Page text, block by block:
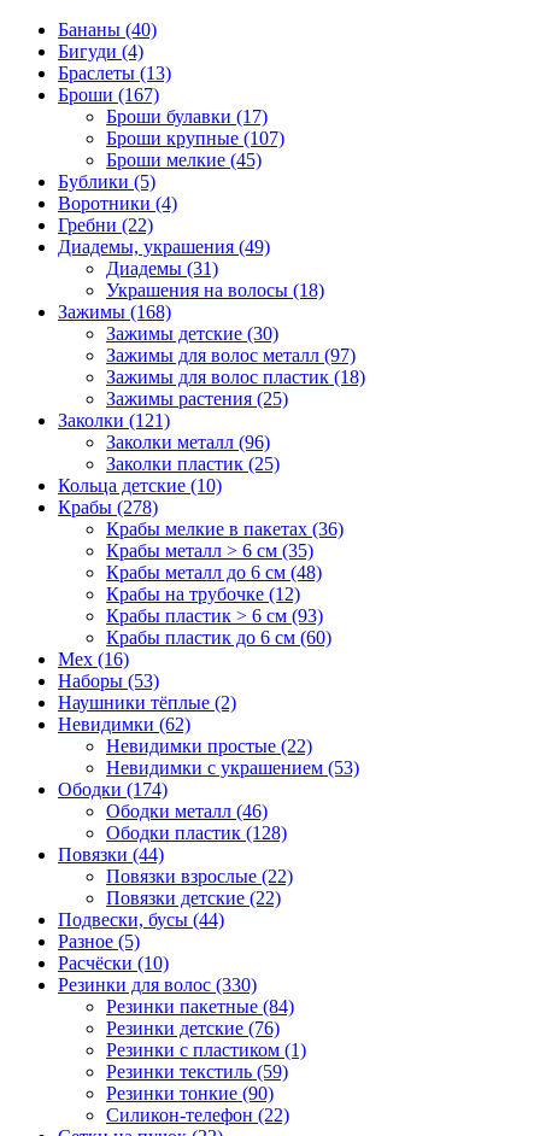
Бананы (40)
Бигуди (4)
Браслеты (13)
Броши (167)
Броши булавки (17)
Броши крупные (107)
Броши мелкие (45)
Бублики (5)
Воротники (4)
Гребни (22)
Диадемы, украшения (49)
Диадемы (31)
Украшения на волосы (18)
Зажимы (168)
Зажимы детские (30)
Зажимы для волос металл (97)
Зажимы для волос пластик (18)
Зажимы растения (25)
Заколки (121)
Заколки металл (96)
Заколки пластик (25)
Кольца детские (10)
Крабы (278)
Крабы мелкие в пакетах (36)
Крабы металл > 6 см (35)
Крабы металл до 6 см (48)
Крабы на трубочке (12)
Крабы пластик > 6 см (93)
Крабы пластик до 6 см (60)
Мех (16)
Наборы (53)
Наушники тёплые (2)
Невидимки (62)
Невидимки простые (22)
Невидимки с украшением (53)
Ободки (174)
Ободки металл (46)
Ободки пластик (128)
Повязки (44)
Повязки взрослые (22)
Повязки детские (22)
Подвески, бусы (44)
Разное (5)
Расчёски (10)
Резинки для волос (330)
Резинки пакетные (84)
Резинки детские (76)
Резинки с пластиком (1)
Резинки текстиль (59)
Резинки тонкие (90)
Силикон-телефон (22)